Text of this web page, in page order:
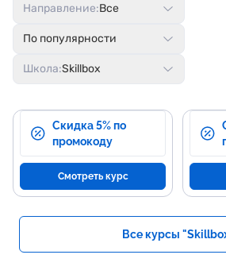
Школа:Skillbox
По популярности
Направление:Все
Скидка 5% по
промокоду
Смотреть курс
Все курсы